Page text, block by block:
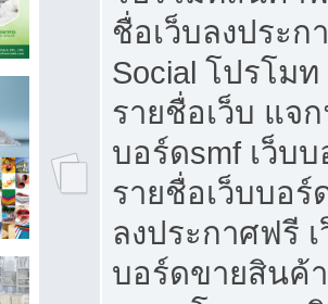
ชื่อเว็บลงประ
Social โปรโม
รายชื่อเว็บ แจ
บอร์ดsmf เว็บ
รายชื่อเว็บบอ
ลงประกาศฟรี
บอร์ดขายสินค้